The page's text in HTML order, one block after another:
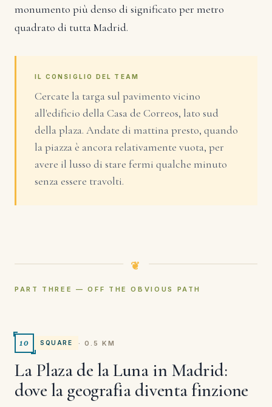
monumento più denso di significato per metro
quadrato di tutta Madrid.
IL CONSIGLIO DEL TEAM
Cercate la targa sul pavimento vicino
all'edificio della Casa de Correos, lato sud
della plaza. Andate di mattina presto, quando
la piazza è ancora relativamente vuota, per
avere il lusso di stare fermi qualche minuto
senza essere travolti.
PART THREE — OFF THE OBVIOUS PATH
10 SQUARE · 0.5 KM
La Plaza de la Luna in Madrid:
dove la geografia diventa finzione